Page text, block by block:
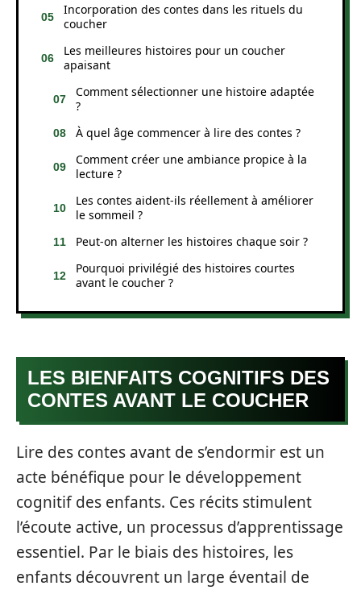
Incorporation des contes dans les rituels du
coucher
Les meilleures histoires pour un coucher
apaisant
Comment sélectionner une histoire adaptée
?
À quel âge commencer à lire des contes ?
Comment créer une ambiance propice à la
lecture ?
Les contes aident-ils réellement à améliorer
le sommeil ?
Peut-on alterner les histoires chaque soir ?
Pourquoi privilégié des histoires courtes
avant le coucher ?
LES BIENFAITS COGNITIFS DES
CONTES AVANT LE COUCHER
Lire des contes avant de s’endormir est un
acte bénéfique pour le développement
cognitif des enfants. Ces récits stimulent
l’écoute active, un processus d’apprentissage
essentiel. Par le biais des histoires, les
enfants découvrent un large éventail de